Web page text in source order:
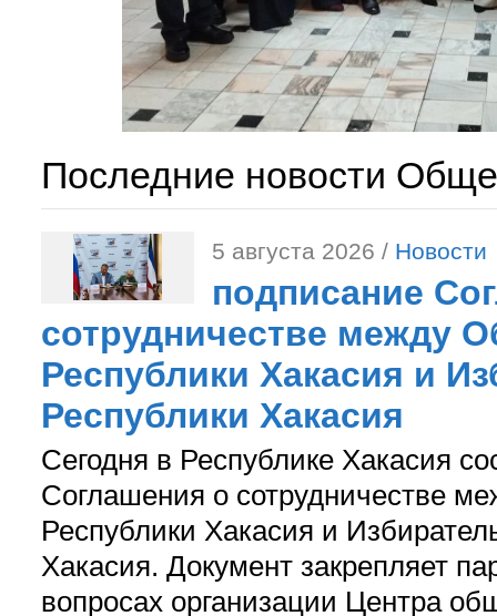
Последние новости
5 августа 2026 / Новости
подписание
сотрудничестве между
Республики Хакасия и
Республики Хакасия
Сегодня в Республике Хакасия
Соглашения о сотрудничестве
Республики Хакасия и
Хакасия. Документ закрепляет
вопросах организации Центра